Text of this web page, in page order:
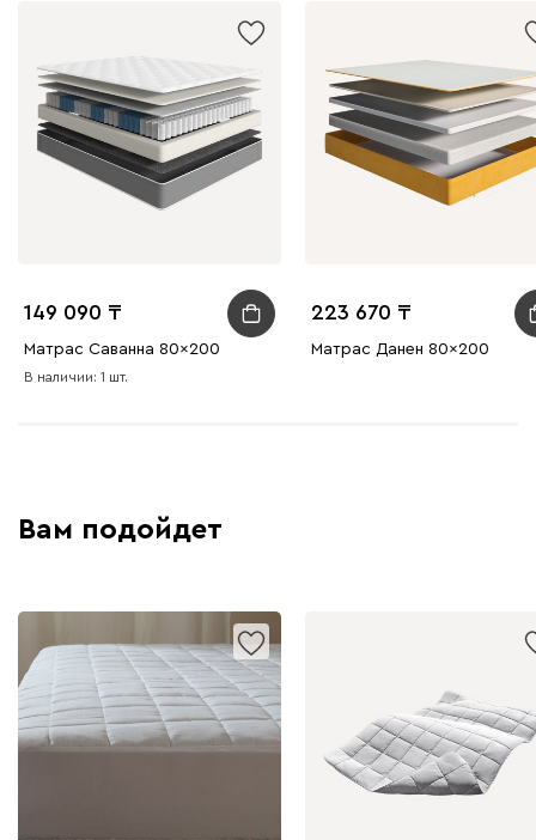
149 090
Матрас Саванна 80x200
В наличии: 1 шт.
223 670
Матрас Данен 80x200
Вам подойдет